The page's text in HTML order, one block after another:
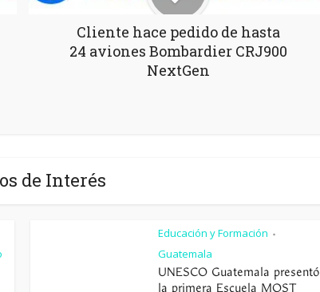
Cliente hace pedido de hasta
24 aviones Bombardier CRJ900
NextGen
de Interés
Educación y Formación •
Guatemala
UNESCO Guatemala presentó
la primera Escuela MOST